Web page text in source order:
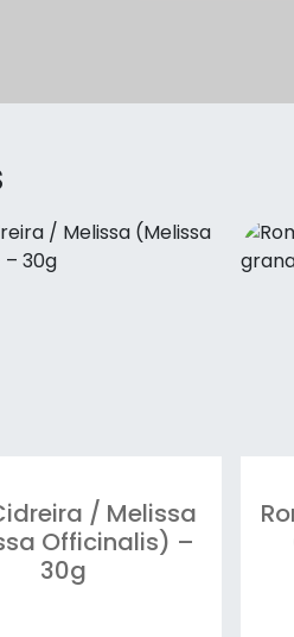
/ Melissa
Officinalis) –
30g